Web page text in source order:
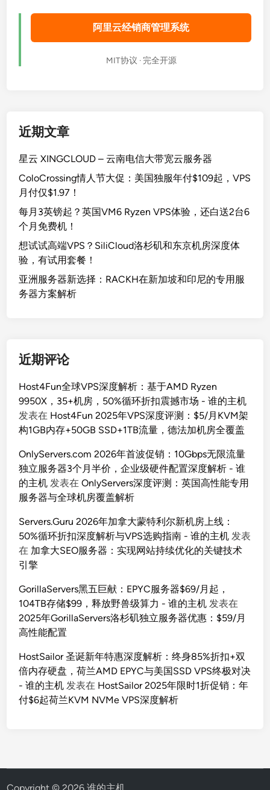
阿里云经销商管理系统
MIT协议 · 完全开源
近期文章
星云 XINGCLOUD – 云南电信大带宽云服务器
ColoCrossing情人节大促：美国独服年付$109起，VPS
月付仅$1.97！
每月3英镑起？英国VM6 Ryzen VPS体验，还白送2台6
个月免费机！
想试试高端VPS？SiliCloud洛杉矶和东京机房深度体
验，有试用套餐！
亚洲服务器新选择：RACKH在新加坡和印尼的专用服
务器方案解析
近期评论
Host4Fun全球VPS深度解析：基于AMD Ryzen
9950X，35+机房，50%循环折扣震撼市场 - 谁的主机
发表在 Host4Fun 2025年VPS深度评测：$5/月KVM架
构1GB内存+50GB SSD+1TB流量，德法加机房全覆盖
OnlyServers.com 2026年首波促销：10Gbps无限流量
独立服务器3个月半价，企业级硬件配置深度解析 - 谁
的主机 发表在OnlyServers深度评测：英国高性能专用
服务器与全球机房覆盖解析
Servers.Guru 2026年加拿大蒙特利尔新机房上线：
50%循环折扣深度解析与VPS选购指南 - 谁的主机 发表
在 加拿大SEO服务器：实现网站持续优化的关键技术
引擎
GorillaServers黑五巨献：EPYC服务器$69/月起，
104TB存储$99，释放野兽级算力 - 谁的主机 发表在
2025年GorillaServers洛杉矶独立服务器优惠：$59/月
高性能配置
HostSailor 圣诞新年特惠深度解析：终身85%折扣+双
倍内存硬盘，荷兰AMD EPYC与美国SSD VPS终极对决
- 谁的主机 发表在 HostSailor 2025年限时1折促销：年
付$6起荷兰KVM NVMe VPS深度解析
Copyright © 2026谁的主机